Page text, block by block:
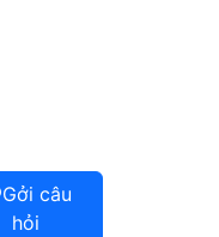
Gởi câu
hỏi